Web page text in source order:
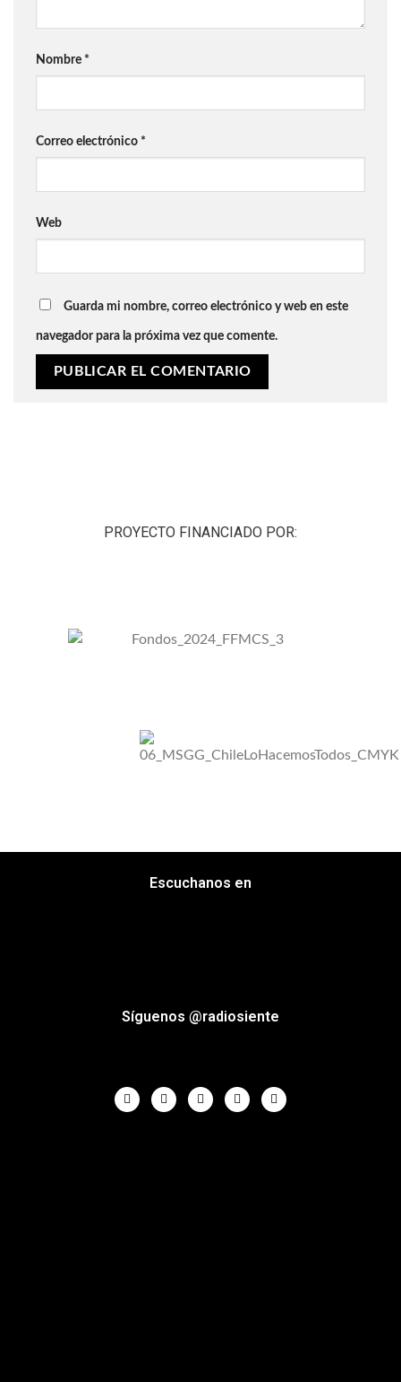
Nombre *
Correo electrónico *
Web
Guarda mi nombre, correo electrónico y web en este
navegador para la próxima vez que comente.
PROYECTO FINANCIADO POR:
Escuchanos en
Síguenos @radiosiente